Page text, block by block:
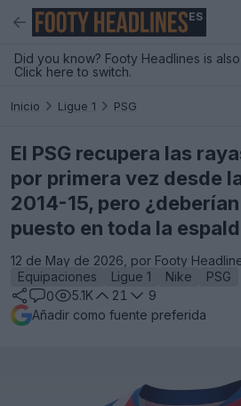
ES
Did you know? Footy Headlines is
Click here to switch.
Inicio Ligue 1 PSG
El PSG recupera las
por primera vez desde
2014-15, pero
puesto en toda la
12 de May de 2026, por Footy
Equipaciones
Ligue 1 Nike
PSG
0
5.1K 21
9
Añadir como fuente preferida